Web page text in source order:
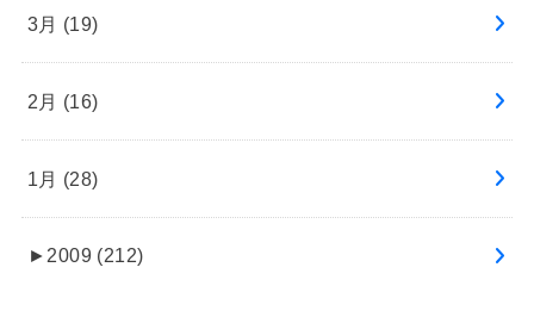
3月 (19)
2月 (16)
1月 (28)
► 2009 (212)